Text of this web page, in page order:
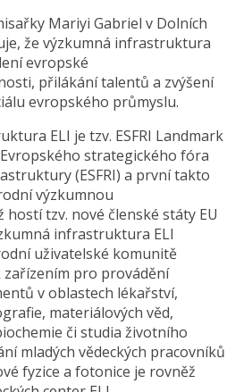
Mariyi Gabriel v Dolních
že výzkumná infrastruktura
evropské
přilákání talentů a zvýšení
evropského průmyslu.
ELI je tzv. ESFRI Landmark
strategického fóra
(ESFRI) a první takto
výzkumnou
tzv. nové členské státy EU
infrastruktura ELI
uživatelské komunitě
pro provádění
v oblastech lékařství,
materiálových věd,
či studia životního
mladých vědeckých pracovníků
fyzice a fotonice je rovněž